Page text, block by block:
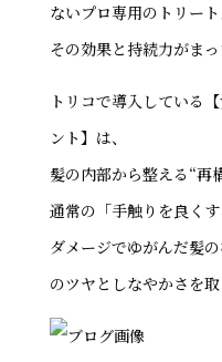
ないプロ専用のトリート
その効果と持続力がまっ
トリコで導入している
ント】は、
髪の内部から整える“再
通常の「手触りを良くす
ダメージでゆがんだ髪
のツヤとしなやかさを取